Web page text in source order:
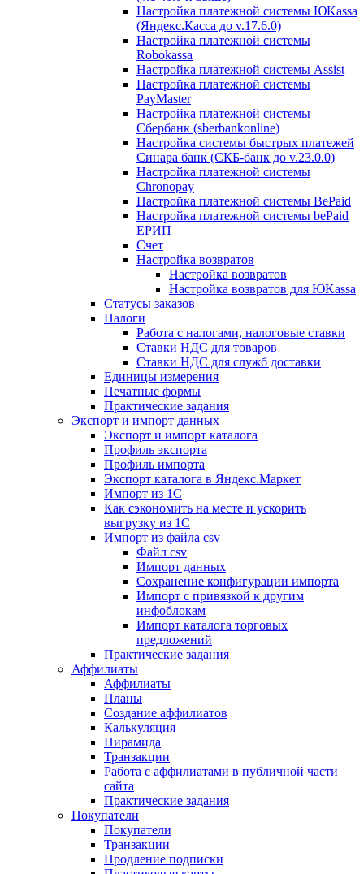
Настройка платежной системы ЮKassa
(Яндекс.Касса до v.17.6.0)
Настройка платежной системы
Robokassa
Настройка платежной системы Assist
Настройка платежной системы
PayMaster
Настройка платежной системы
Сбербанк (sberbankonline)
Настройка системы быстрых платежей
Синара банк (СКБ-банк до v.23.0.0)
Настройка платежной системы
Chronopay
Настройка платежной системы BePaid
Настройка платежной системы bePaid
ЕРИП
Счет
Настройка возвратов
Настройка возвратов
Настройка возвратов для ЮKassa
Статусы заказов
Налоги
Работа с налогами, налоговые ставки
Ставки НДС для товаров
Ставки НДС для служб доставки
Единицы измерения
Печатные формы
Практические задания
Экспорт и импорт данных
Экспорт и импорт каталога
Профиль экспорта
Профиль импорта
Экспорт каталога в Яндекс.Маркет
Импорт из 1С
Как сэкономить на месте и ускорить
выгрузку из 1С
Импорт из файла csv
Файл csv
Импорт данных
Сохранение конфигурации импорта
Импорт с привязкой к другим
инфоблокам
Импорт каталога торговых
предложений
Практические задания
Аффилиаты
Аффилиаты
Планы
Создание аффилиатов
Калькуляция
Пирамида
Транзакции
Работа с аффилиатами в публичной части
сайта
Практические задания
Покупатели
Покупатели
Транзакции
Продление подписки